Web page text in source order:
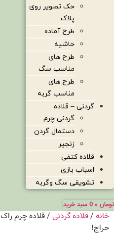
حک تصویر روی
پلاک
طرح آماده
حاشیه
طرح های
مناسب سگ
طرح های
مناسب گربه
گردنی – قلاده
گردنی چرم
دستمال گردن
زنجیر
قلاده کتفی
اسباب بازی
تشویقی سگ وگربه
تومان 0 سبد خرید
خانه /قلاده گردنی / قلاده چرم راک
حراج!